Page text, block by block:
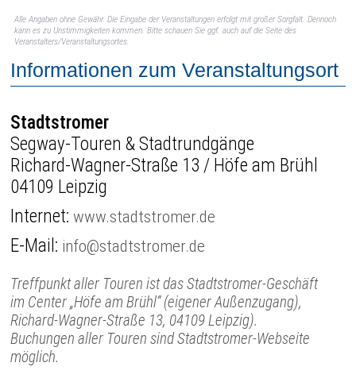
Alle Angaben ohne Gewähr. Die Eingabe der Veranstaltungen erfolgt mit großer Sorgfalt. Dennoch
kann es zu Unstimmigkeiten kommen. Bitte schauen Sie ggf. auch auf die Seite des
Veranstalters/Veranstaltungsortes.
Informationen zum Veranstaltungsort
Stadtstromer
Segway-Touren & Stadtrundgänge
Richard-Wagner-Straße 13 / Höfe am Brühl
04109 Leipzig
Internet:www.stadtstromer.de
E-Mail: info@stadtstromer.de
Treffpunkt aller Touren ist das Stadtstromer-Geschäft
im Center „Höfe am Brühl“ (eigener Außenzugang),
Richard-Wagner-Straße 13, 04109 Leipzig).
Buchungen aller Touren sind Stadtstromer-Webseite
möglich.